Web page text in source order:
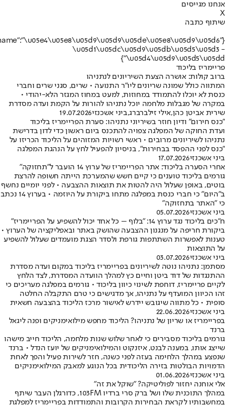
מגייסים
כתבה
{"name":"\u05e4\u05e8\u05d9\u05d9\u05de\u05e8\u05d9\u05d6
\u05d1\u05dc\u05d9\u05db\u05d5\u05d3
בליכוד
קולות: אושרה הצעת השיריונים לנתניהו
כולל שמונה שריונים ליו"ר התנועה • שרים, סגני שרים וחברי
לא יוכלו להתמודד במחוזות, למעט במחוז המגזר הלא-יהודי •
של מגבלות מלחמה יוכל נתניהו להורות על הקמת ועדה מסדרת
אביטן כהן,אילי זילברברג,ביני אשכנזי19.07.2026
חירום" ודיון חוזר בשיריוני נתניהו: סערת הפריימריז בליכוד
החוקה של המפלגה צפויה להתכנס ביום ראשון כדי לדון בדרישת
לשיריונים מרובים • ראשי רשויות המזוהים על הליכוד הכריזו על
לפני ההפסד בבחירות", בניסיון להפעיל לחץ על הנהגת המפלגה
אשכנזי17.07.2026
הסערה בליכוד: אתר הפריימריז של ערוץ 14 הועבר ל"תחזוקה"
בליכוד טוענים כי קיים חשש שהמערכת הייתה חשופה להרצת
באופן שעלול היה להטות את תוצאות ההצבעה • לפני יומיים נחשף
ב"היום" כי חברי כנסת במפלגה מתחו ביקורת על היוזמה • בערוץ 14 נכתב
"האתר בתחזוקה"
אשכנזי05.07.2026
בליכוד נגד ערוץ 14: "בלוף – כל אחד יכול להשפיע על הפריימריז"
חריפה על מנגנון ההצבעה שהושק באתר ובאפליקציה של הערוץ •
לאפשרות השתתפות גורפת ולסדר הצגת מועמדים שעלול להשפיע
התוצאות
אשכנזי03.07.2026
נתניהו נוטה לשיריונים בפריימריז בליכוד במקום ועדה מסדרת
של דוד ביטן וחיים כץ למהלך הוועדה המסדרת, לצד הלחץ
פריימריז, דוחפת לשינוי כיוון בליכוד • גורמים במפלגה מעריכים כי
הכיוון המועדף על נתניהו, אך מדגישים כי טרם התקבלה החלטה
• כל מתווה שיגובש יידרש לאישור מרכז הליכוד בהצבעה חשאית
אשכנזי22.06.2026
או שריון של נתניהו? הליכוד מחפש מילואימניקים ופנה ליגאל
בליכוד מסבירים כי לאחר שלוש שנות מלחמה, הליכוד חייב מישהו
אותו, במענה לבנט, איזנקוט והמילואימניקים של יועז הנדל • ברנד
במהלך הלחימה בעזה לפני כשנה, חזר לשירות פעיל והפך לאחת
הבולטות בזירה הליכודית בכל הנוגע למאבק המילואימניקים
אשכנזי01.06.2026
אוחנה יחזור לפוליטיקה? "שוקל את זה"
במהלך התוכנית שלו ושל ברק סרי ברדיו 103FM, כדורגלן העבר שיתף
לקראת הבחירות הקרובות והתמודדות בפריימריז למפלגת